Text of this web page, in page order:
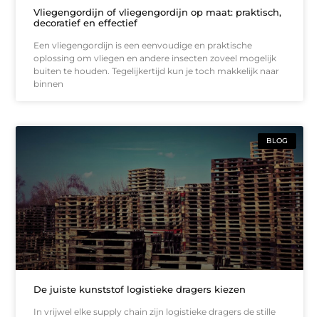
Vliegengordijn of vliegengordijn op maat: praktisch,
decoratief en effectief
Een vliegengordijn is een eenvoudige en praktische
oplossing om vliegen en andere insecten zoveel mogelijk
buiten te houden. Tegelijkertijd kun je toch makkelijk naar
binnen
BLOG
De juiste kunststof logistieke dragers kiezen
In vrijwel elke supply chain zijn logistieke dragers de stille